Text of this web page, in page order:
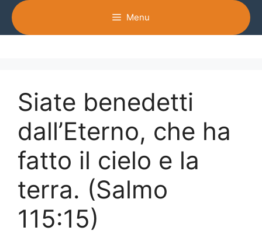
Vai
contenuto
Menu
Siate benedetti
dall’Eterno, che ha
fatto il cielo e la
terra. (Salmo
115:15)